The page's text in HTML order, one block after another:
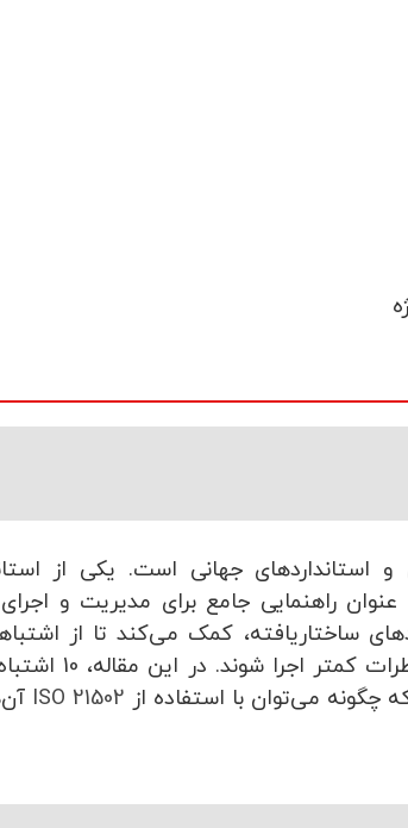
استانداردهای جهانی است. یکی از
راهنمایی جامع برای مدیریت و اجرای
ساختاریافته، کمک می‌کند تا از
جلوگیری شود و پروژه‌ها با بهره‌وری
می‌توان با استفاده از ISO 21502